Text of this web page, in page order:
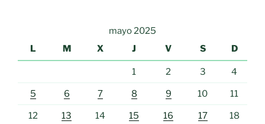
mayo 2025
L
M X J V S D
1 2 3 4
5 6 7 8 9 10 11
12 13 14 15 16 17 18